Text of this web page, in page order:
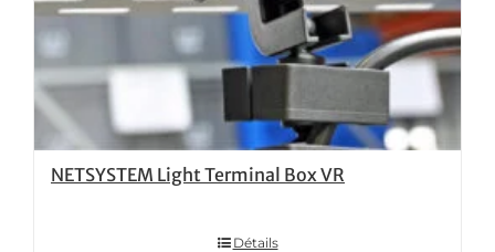
NETSYSTEM Light Terminal Box VR
Détails